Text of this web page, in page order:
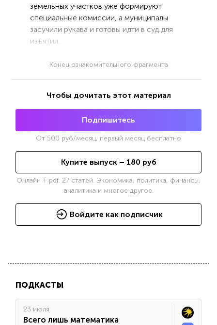
земельных участков уже формируют
специальные комиссии, а муниципалы
засучили рукава и готовы идти в суд для
изъятия.
Конец ознакомительного фрагмента
Чтобы дочитать этот материал
Подпишитесь
От 500 руб/месяц, первый месяц бесплатно
Купите выпуск – 180 руб
Онлайн + pdf. 27 статей. Экономика, политика, финансы,
аналитика и многое другое.
Войдите как подписчик
ПОДКАСТЫ
23 июля
Всего лишь математика